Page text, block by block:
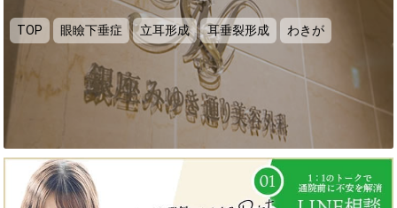
TOP 眼瞼下垂症 立耳形成 耳垂裂形成 わきが